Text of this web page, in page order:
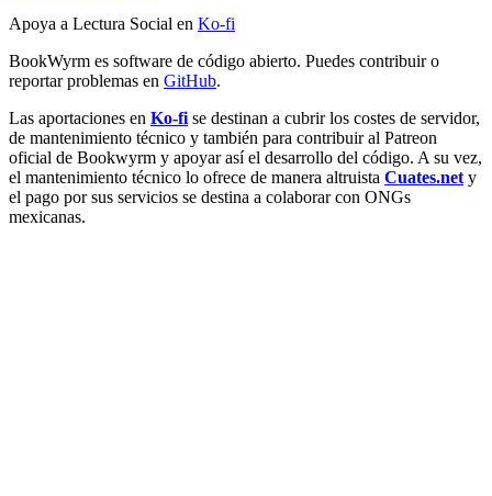
Apoya a Lectura Social en Ko-fi
BookWyrm es software de código abierto. Puedes contribuir o
reportar problemas en GitHub.
Las aportaciones en Ko-fi se destinan a cubrir los costes de servidor,
de mantenimiento técnico y también para contribuir al Patreon
oficial de Bookwyrm y apoyar así el desarrollo del código. A su vez,
el mantenimiento técnico lo ofrece de manera altruista Cuates.net y
el pago por sus servicios se destina a colaborar con ONGs
mexicanas.